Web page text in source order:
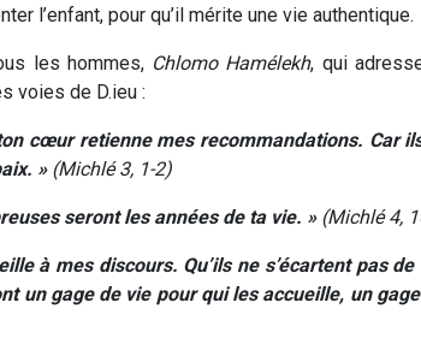
l’enfant, pour qu’il mérite une vie authentique.
les hommes, Chlomo Hamélekh, qui
voies de D.ieu :
cœur retienne mes recommandations. Car
» (Michlé 3, 1-2)
seront les années de ta vie. » (Michlé 4,
à mes discours. Qu’ils ne s’écartent pas de
un gage de vie pour qui les accueille, un